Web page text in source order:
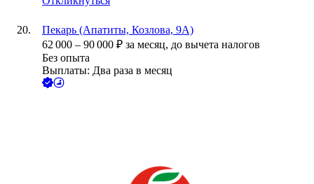
Пекарь (Апатиты, Козлова, 9А)
62 000 – 90 000 ₽ за месяц, до вычета налогов
Без опыта
Выплаты: Два раза в месяц